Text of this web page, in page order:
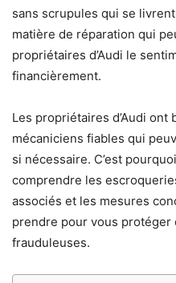
sans scrupules qui se
matière de réparation qui
propriétaires d’Audi le
financièrement.
Les propriétaires d’Audi
mécaniciens fiables qui
si nécessaire. C’est
comprendre les
associés et les mesures
prendre pour vous protéger
frauduleuses.